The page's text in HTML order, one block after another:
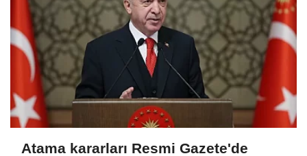
Atama kararları Resmi Gazete'de